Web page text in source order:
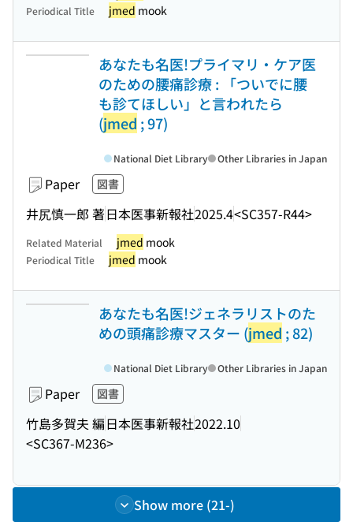
Periodical Title jmed mook
あなたも名医!プライマリ・ケア医
のための腰痛診療 : 「ついでに腰
も診てほしい」と言われたら
(jmed ; 97)
Paper 図書
井尻慎一郎 著日本医事新報社2025.4<SC357-R44>
National Diet Library Other Libraries in Japan
Related Material jmed mook
Periodical Title jmed mook
あなたも名医!ジェネラリストのた
めの頭痛診療マスター (jmed ; 82)
Paper 図書
竹島多賀夫 編日本医事新報社2022.10
<SC367-M236>
National Diet Library Other Libraries in Japan
Show more (21-)